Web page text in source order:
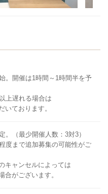
。開催は1時間～1時間半を予
上遅れる場合は
ております。
。（最少開催人数：3対3）
度まで追加募集の可能性がご
キャンセルによっては
がございます。